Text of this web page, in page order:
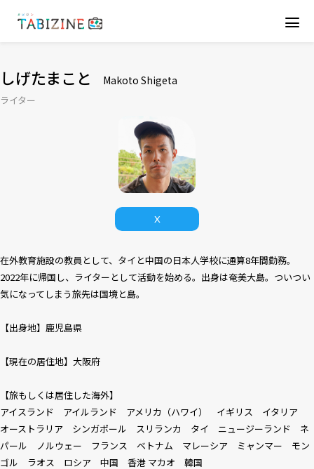
X
しげたまこと Makoto Shigeta
ライター
在外教育施設の教員として、タイと中国の日本人学校に通算8年間勤務。
2022年に帰国し、ライターとして活動を始める。出身は奄美大島。ついつい
気になってしまう旅先は国境と島。
【出身地】鹿児島県
【現在の居住地】大阪府
【旅もしくは居住した海外】
アイスランド アイルランド アメリカ（ハワイ） イギリス イタリア
オーストラリア シンガポール スリランカ タイ ニュージーランド ネ
パール ノルウェー フランス ベトナム マレーシア ミャンマー モン
ゴル ラオス ロシア 中国 香港 マカオ 韓国